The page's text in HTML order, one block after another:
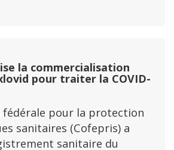
la commercialisation
pour traiter la COVID-
fédérale pour la protection
sanitaires (Cofepris) a
sanitaire du